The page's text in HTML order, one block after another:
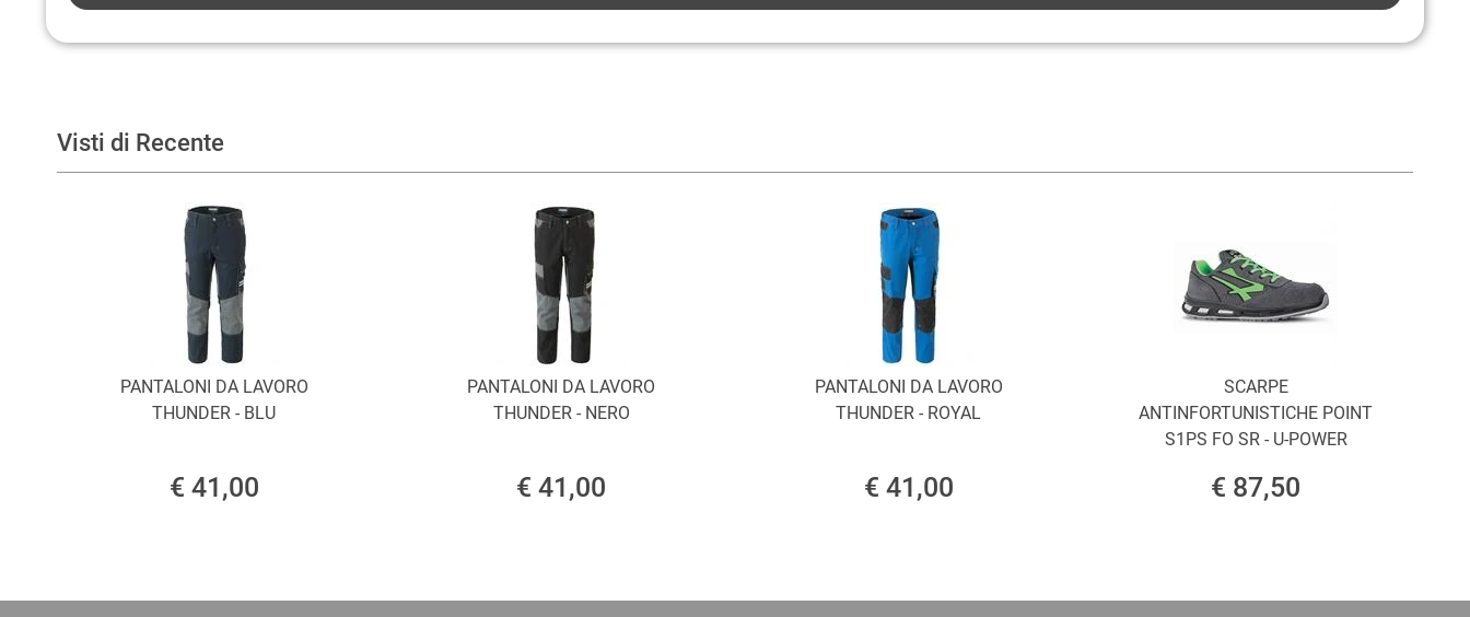
Visti di Recente
PANTALONI DA LAVORO
THUNDER - BLU
€ 41,00
PANTALONI DA LAVORO
THUNDER - NERO
€ 41,00
PANTALONI DA LAVORO
THUNDER - ROYAL
€ 41,00
SCARPE
ANTINFORTUNISTICHE POINT
S1PS FO SR - U-POWER
€ 87,50